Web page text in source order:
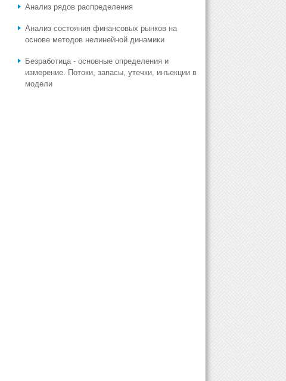
Анализ рядов распределения
Анализ состояния финансовых рынков на
основе методов нелинейной динамики
Безработица - основные определения и
измерение. Потоки, запасы, утечки, инъекции в
модели